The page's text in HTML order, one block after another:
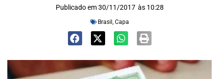
Publicado em 30/11/2017 às 10:28
Brasil , Capa